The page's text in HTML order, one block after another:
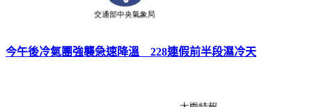
今午後冷氣團強襲急速降溫 228連假前半段濕冷天